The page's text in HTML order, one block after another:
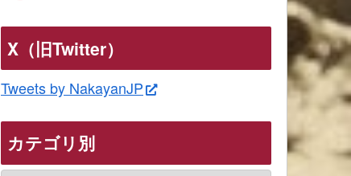
X（旧Twitter）
Tweets by NakayanJP
カテゴリ別